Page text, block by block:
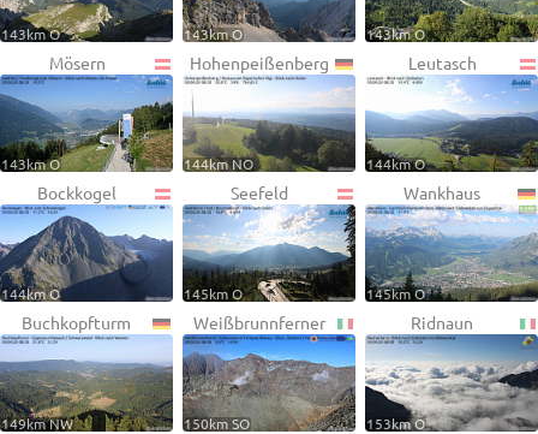
143km O 143km O 143km O
Mösern
143km O
Hohenpeißenberg
144km NO
Leutasch
144km O
Bockkogel
144km O
Seefeld
145km O
Wankhaus
145km O
Buchkopfturm
149km NW
Weißbrunnferner
150km SO
Ridnaun
153km O